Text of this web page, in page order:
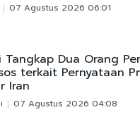
07 Agustus 2026 06:01
Tangkap Dua Orang
terkait Pernyataan
Iran
07 Agustus 2026 04:08